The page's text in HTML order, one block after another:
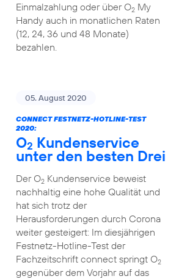
Einmalzahlung oder über O2My
Handy auch in monatlichen Raten
(12, 24, 36 und 48 Monate)
bezahlen.
05. August 2020
CONNECT FESTNETZ-HOTLINE-TEST
2020:
O2 Kundenservice
unter den besten Drei
Der O2Kundenservice beweist
nachhaltig eine hohe Qualität und
hat sich trotz der
Herausforderungen durch Corona
weiter gesteigert: Im diesjährigen
Festnetz-Hotline-Test der
Fachzeitschrift connect springt O2
gegenüber dem Vorjahr auf das